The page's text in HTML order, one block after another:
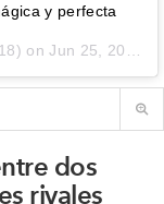
y perfecta
onJun 25, 2016 at 4:32pm PDT
dos
rivales